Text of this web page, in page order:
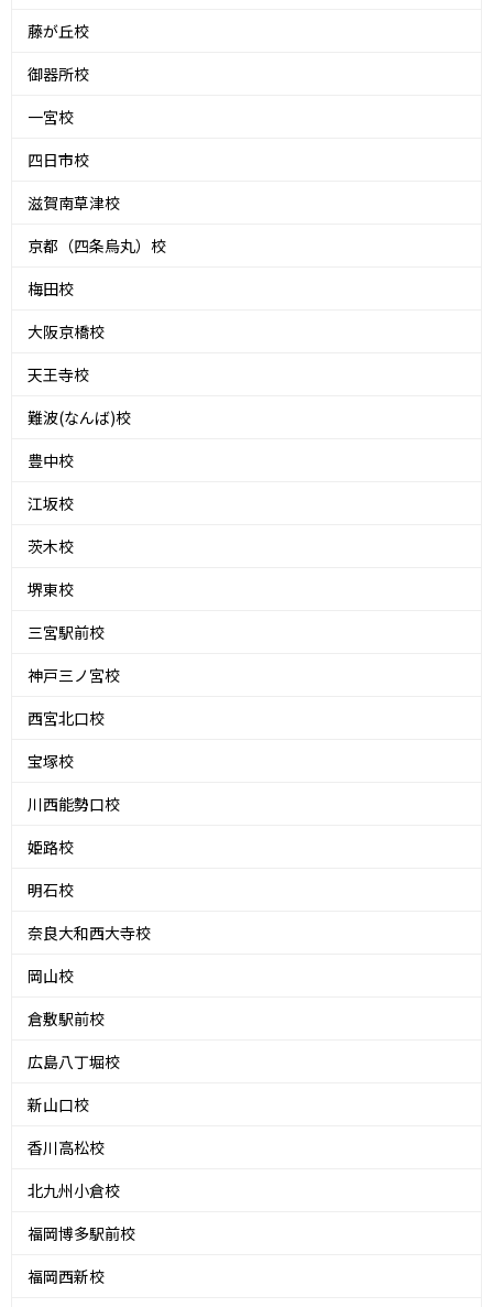
藤が丘校
御器所校
一宮校
四日市校
滋賀南草津校
京都（四条烏丸）校
梅田校
大阪京橋校
天王寺校
難波(なんば)校
豊中校
江坂校
茨木校
堺東校
三宮駅前校
神戸三ノ宮校
西宮北口校
宝塚校
川西能勢口校
姫路校
明石校
奈良大和西大寺校
岡山校
倉敷駅前校
広島八丁堀校
新山口校
香川高松校
北九州小倉校
福岡博多駅前校
福岡西新校